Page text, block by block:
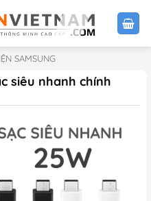
SAMSUNG
siêu nhanh chính